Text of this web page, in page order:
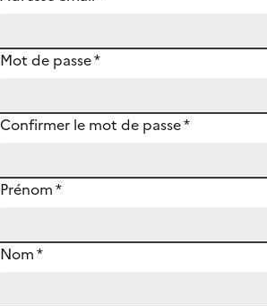
Mot de passe*
Confirmer le mot de passe*
Prénom*
Nom*